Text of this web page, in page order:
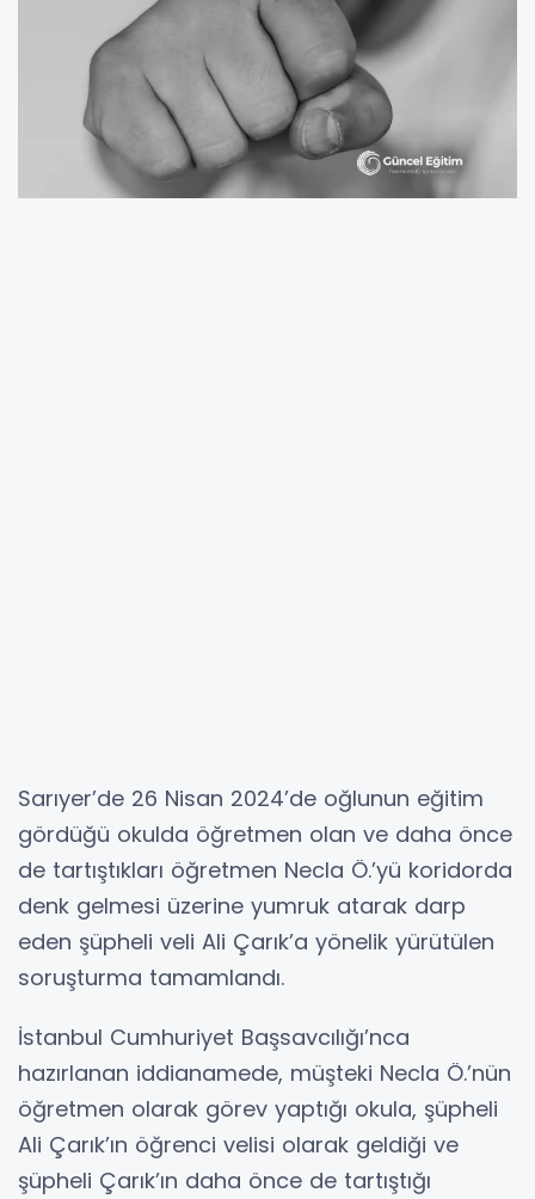
Sarıyer’de 26 Nisan 2024’de oğlunun eğitim
gördüğü okulda öğretmen olan ve daha önce
de tartıştıkları öğretmen Necla Ö.’yü koridorda
denk gelmesi üzerine yumruk atarak darp
eden şüpheli veli Ali Çarık’a yönelik yürütülen
soruşturma tamamlandı.
İstanbul Cumhuriyet Başsavcılığı’nca
hazırlanan iddianamede, müşteki Necla Ö.’nün
öğretmen olarak görev yaptığı okula, şüpheli
Ali Çarık’ın öğrenci velisi olarak geldiği ve
şüpheli Çarık’ın daha önce de tartıştığı